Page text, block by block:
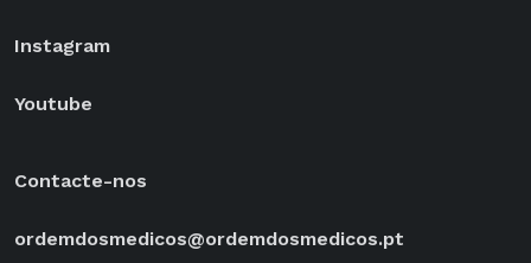
Instagram
Youtube
Contacte-nos
ordemdosmedicos@ordemdosmedicos.pt